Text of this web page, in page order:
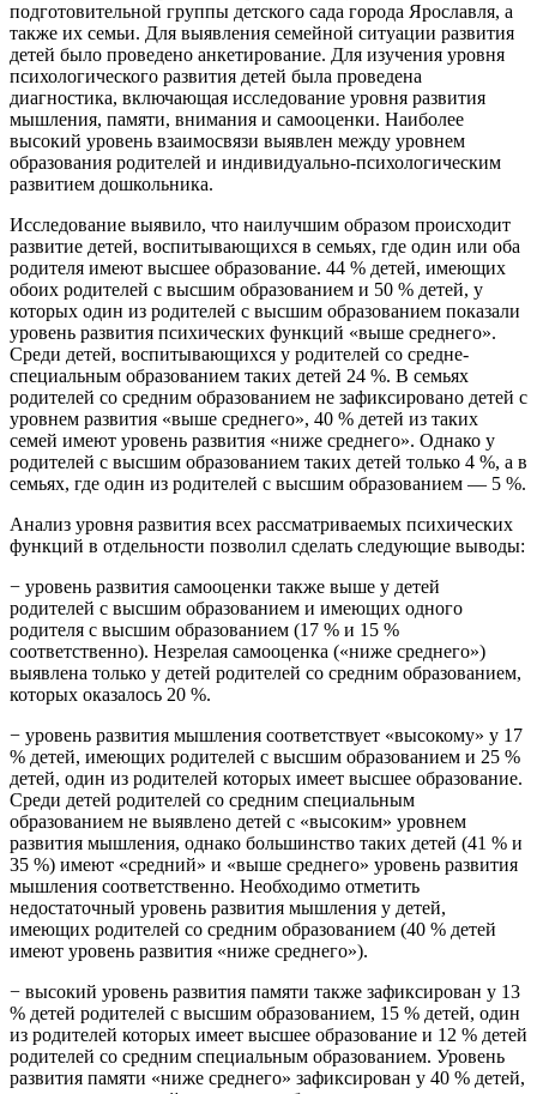
подготовительной группы детского сада города Ярославля, а
также их семьи. Для выявления семейной ситуации развития
детей было проведено анкетирование. Для изучения уровня
психологического развития детей была проведена
диагностика, включающая исследование уровня развития
мышления, памяти, внимания и самооценки. Наиболее
высокий уровень взаимосвязи выявлен между уровнем
образования родителей и индивидуально-психологическим
развитием дошкольника.
Исследование выявило, что наилучшим образом происходит
развитие детей, воспитывающихся в семьях, где один или оба
родителя имеют высшее образование. 44 % детей, имеющих
обоих родителей с высшим образованием и 50 % детей, у
которых один из родителей с высшим образованием показали
уровень развития психических функций «выше среднего».
Среди детей, воспитывающихся у родителей со средне-
специальным образованием таких детей 24 %. В семьях
родителей со средним образованием не зафиксировано детей с
уровнем развития «выше среднего», 40 % детей из таких
семей имеют уровень развития «ниже среднего». Однако у
родителей с высшим образованием таких детей только 4 %, а в
семьях, где один из родителей с высшим образованием — 5 %.
Анализ уровня развития всех рассматриваемых психических
функций в отдельности позволил сделать следующие выводы:
− уровень развития самооценки также выше у детей
родителей с высшим образованием и имеющих одного
родителя с высшим образованием (17 % и 15 %
соответственно). Незрелая самооценка («ниже среднего»)
выявлена только у детей родителей со средним образованием,
которых оказалось 20 %.
− уровень развития мышления соответствует «высокому» у 17
% детей, имеющих родителей с высшим образованием и 25 %
детей, один из родителей которых имеет высшее образование.
Среди детей родителей со средним специальным
образованием не выявлено детей с «высоким» уровнем
развития мышления, однако большинство таких детей (41 % и
35 %) имеют «средний» и «выше среднего» уровень развития
мышления соответственно. Необходимо отметить
недостаточный уровень развития мышления у детей,
имеющих родителей со средним образованием (40 % детей
имеют уровень развития «ниже среднего»).
− высокий уровень развития памяти также зафиксирован у 13
% детей родителей с высшим образованием, 15 % детей, один
из родителей которых имеет высшее образование и 12 % детей
родителей со средним специальным образованием. Уровень
развития памяти «ниже среднего» зафиксирован у 40 % детей,